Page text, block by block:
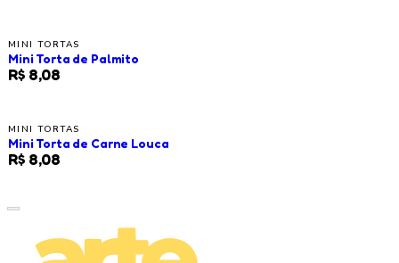
MINI TORTAS
Mini Torta de Palmito
R$ 8,08
MINI TORTAS
Mini Torta de Carne Louca
R$ 8,08